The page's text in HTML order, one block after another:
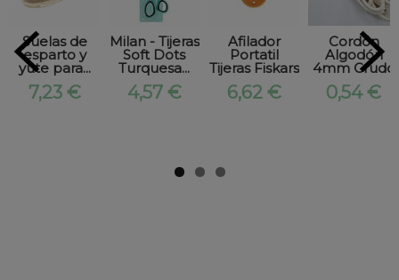
Suelas de
esparto y
yute para...
7,23 €
Milan - Tijeras
Soft Dots
Turquesa...
4,57 €
Afilador
Portatil
Tijeras Fiskars
6,62 €
Cordón
Algodón
4mm Crudo
0,54 €